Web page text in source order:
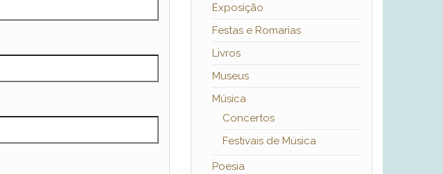
Exposição
Festas e Romarias
Livros
Museus
Música
Concertos
Festivais de Música
Poesia